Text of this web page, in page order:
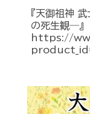
『天御祖神
の死生観―』
https://